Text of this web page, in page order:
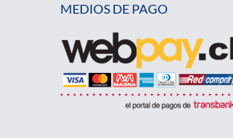
MEDIOS DE PAGO